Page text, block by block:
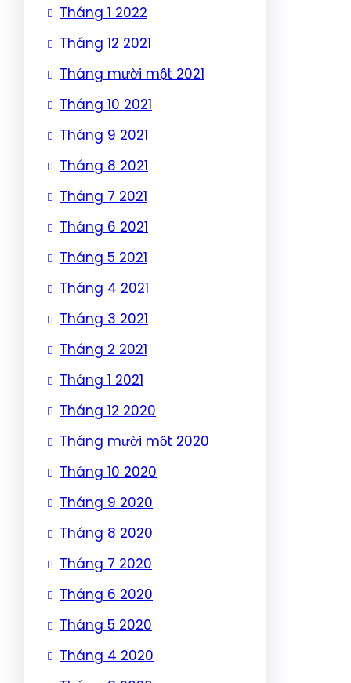
Tháng 1 2022
Tháng 12 2021
Tháng mười một 2021
Tháng 10 2021
Tháng 9 2021
Tháng 8 2021
Tháng 7 2021
Tháng 6 2021
Tháng 5 2021
Tháng 4 2021
Tháng 3 2021
Tháng 2 2021
Tháng 1 2021
Tháng 12 2020
Tháng mười một 2020
Tháng 10 2020
Tháng 9 2020
Tháng 8 2020
Tháng 7 2020
Tháng 6 2020
Tháng 5 2020
Tháng 4 2020